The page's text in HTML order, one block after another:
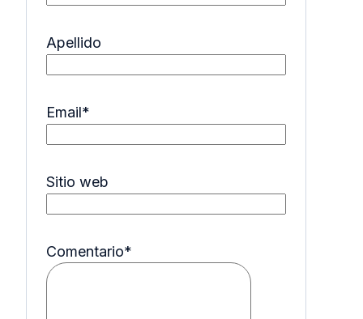
Apellido
Email*
Sitio web
Comentario*